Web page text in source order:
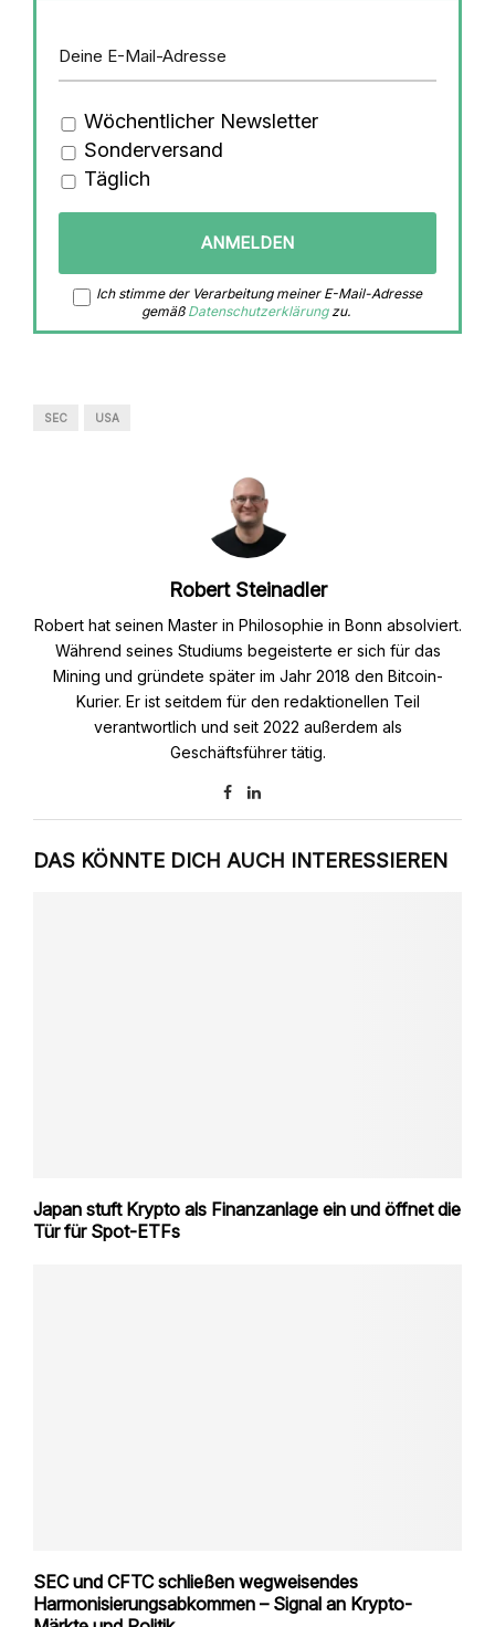
Wöchentlicher Newsletter
Sonderversand
Täglich
Ich stimme der Verarbeitung meiner E-Mail-Adresse
gemäß Datenschutzerklärungzu.
SEC USA
Robert Steinadler
Robert hat seinen Master in Philosophie in Bonn absolviert.
Während seines Studiums begeisterte er sich für das
Mining und gründete später im Jahr 2018 den Bitcoin-
Kurier. Er ist seitdem für den redaktionellen Teil
verantwortlich und seit 2022 außerdem als
Geschäftsführer tätig.
DAS KÖNNTE DICH AUCH INTERESSIEREN
Japan stuft Krypto als Finanzanlage ein und öffnet die
Tür für Spot-ETFs
SEC und CFTC schließen wegweisendes
Harmonisierungsabkommen – Signal an Krypto-